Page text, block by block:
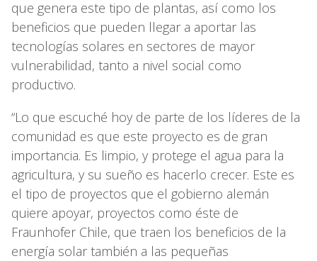
que genera este tipo de plantas, así como los
beneficios que pueden llegar a aportar las
tecnologías solares en sectores de mayor
vulnerabilidad, tanto a nivel social como
productivo.
“Lo que escuché hoy de parte de los líderes de la
comunidad es que este proyecto es de gran
importancia. Es limpio, y protege el agua para la
agricultura, y su sueño es hacerlo crecer. Este es
el tipo de proyectos que el gobierno alemán
quiere apoyar, proyectos como éste de
Fraunhofer Chile, que traen los beneficios de la
energía solar también a las pequeñas